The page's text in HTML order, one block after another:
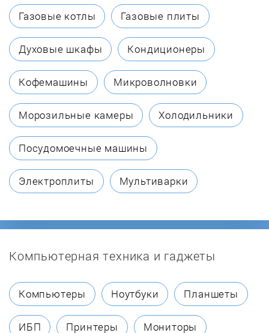
Газовые котлы Газовые плиты
Духовые шкафы Кондиционеры
Кофемашины Микроволновки
Морозильные камеры Холодильники
Посудомоечные машины
Электроплиты Мультиварки
Компьютерная техника и гаджеты
Компьютеры Ноутбуки Планшеты
ИБП Принтеры Мониторы